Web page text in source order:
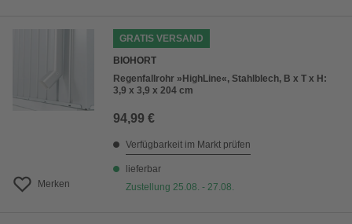
Merken
GRATIS VERSAND
BIOHORT
Regenfallrohr »HighLine«, Stahlblech, B x T x H:
3,9 x 3,9 x 204 cm
94,99 €
Verfügbarkeit im Markt prüfen
lieferbar
Zustellung 25.08. - 27.08.